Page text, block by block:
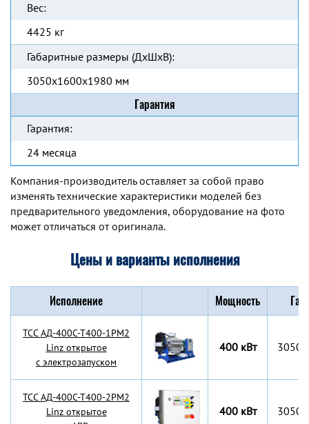
Вес:
4425 кг
Габаритные размеры (ДхШхВ):
3050x1600x1980 мм
Гарантия
Гарантия:
24 месяца
Компания-производитель оставляет за собой право
изменять технические характеристики моделей без
предварительного уведомления, оборудование на фото
может отличаться от оригинала.
Цены и варианты исполнения
Исполнение Мощность
TCC АД-400С-Т400-1РМ2
Linz открытое
с электрозапуском
400 кВт
TCC АД-400С-Т400-2РМ2
Linz открытое
400 кВт